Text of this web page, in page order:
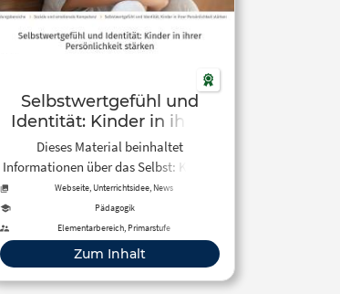
Selbstwertgefühl und
Identität: Kinder in ihrer
Persönlichkeit stärken
Dieses Material beinhaltet
Informationen über das Selbst: Kinder
entdecken ihre Identität Identität im
Kindergarten: Wer bin ich? Wo gehöre
ich hin? Individuelle Förderung: Wie
Sie Kinder angemessen unterstützen,
sowie Anregungen für Bastelideen.
Webseite, Unterrichtsidee, News
Pädagogik
Elementarbereich, Primarstufe
Zum Inhalt